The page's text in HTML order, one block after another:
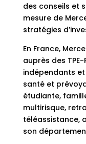
des conseils et
mesure de
stratégies
En France,
auprès des
indépendants
santé et
étudiante,
multirisque,
téléassistance,
son